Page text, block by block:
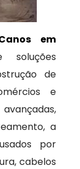
em
soluções
de
e
a
por
cabelos